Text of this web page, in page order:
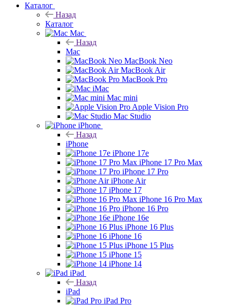
Каталог
Назад
Каталог
Mac
Назад
Mac
MacBook Neo
MacBook Air
MacBook Pro
iMac
Mac mini
Apple Vision Pro
Mac Studio
iPhone
Назад
iPhone
iPhone 17e
iPhone 17 Pro Max
iPhone 17 Pro
iPhone Air
iPhone 17
iPhone 16 Pro Max
iPhone 16 Pro
iPhone 16e
iPhone 16 Plus
iPhone 16
iPhone 15 Plus
iPhone 15
iPhone 14
iPad
Назад
iPad
iPad Pro